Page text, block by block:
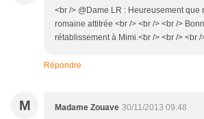
<br /> @Dame LR : Heureusement que
romaine attitrée <br /> <br /> <br />
rétablissement à Mimi.<br /> <br />
Répondre
M Madame Zouave 30/11/2013 09:48